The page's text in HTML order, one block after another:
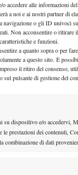
o accedere alle informazioni
a noi e ai nostri partner di
navigazione o gli ID univoci
Non acconsentire o ritirare
e funzioni.
a quanto sopra o per
a questo sito. È
il ritiro del consenso,
sul pulsante di gestione del
su dispositivo e/o accedervi,
le prestazioni dei contenuti,
combinazione di dati
si tratti del mio
è un mio punto di
a migliorare
sono perfetto.
importante, e io mi
sicuro di essere
mi dia tutta la forza
sui risultati
quando sei in
-.Sei così concentrato
ti rendi conto di
rimanere concentrato